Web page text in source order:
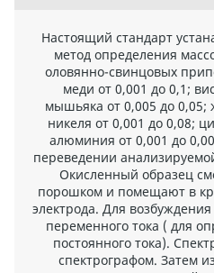
Настоящий стандарт
метод определения
оловянно-свинцовых
меди от 0,001 до 0,1;
мышьяка от 0,005 до 0,05;
никеля от 0,001 до 0,08;
алюминия от 0,001 до
переведении
Окисленный образец
порошком и помещают в
электрода. Для
переменного тока ( для
постоянного тока).
спектрографом. Затем